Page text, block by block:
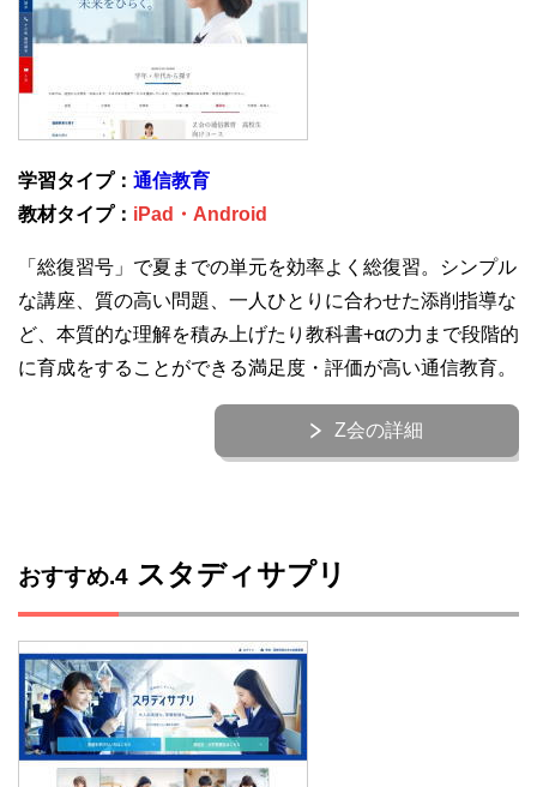
学習タイプ： 通信教育
教材タイプ： iPad・Android
「総復習号」で夏までの単元を効率よく総復習。シンプル
な講座、質の高い問題、一人ひとりに合わせた添削指導な
ど、本質的な理解を積み上げたり教科書+αの力まで段階的
に育成をすることができる満足度・評価が高い通信教育。
Z会の詳細
おすすめ.4 スタディサプリ